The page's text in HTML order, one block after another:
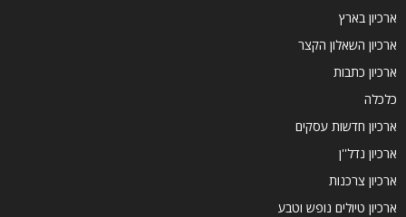
ארכיון בארץ
ארכיון השאלון הקצר
ארכיון כתבות
כלכלה
ארכיון חדשות עסקים
ארכיון נדל''ן
ארכיון צרכנות
ארכיון טיולים נופש וטבע